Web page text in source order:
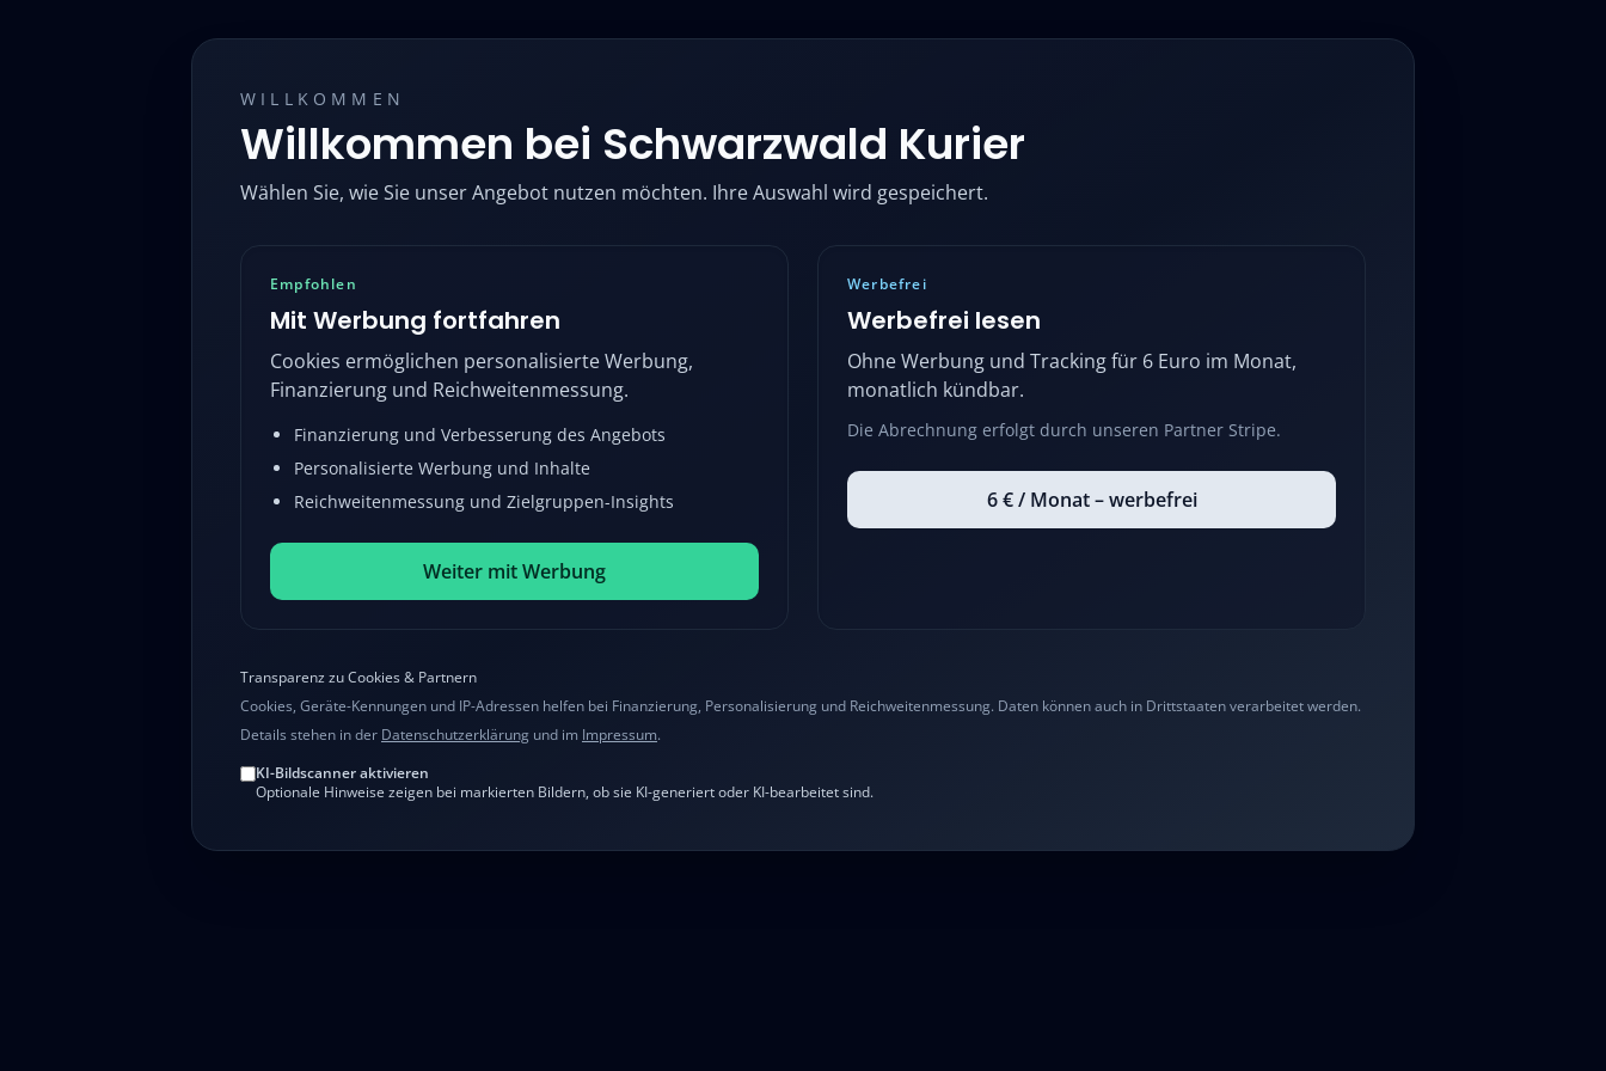
WILLKOMMEN
Willkommen bei Schwarzwald Kurier
Wählen Sie, wie Sie unser Angebot nutzen möchten. Ihre Auswahl wird gespeichert.
Empfohlen
Mit Werbung fortfahren
Cookies ermöglichen personalisierte Werbung,
Finanzierung und Reichweitenmessung.
Finanzierung und Verbesserung des Angebots
Personalisierte Werbung und Inhalte
Reichweitenmessung und Zielgruppen-Insights
Weiter mit Werbung
Werbefrei
Werbefrei lesen
Ohne Werbung und Tracking für 6 Euro im Monat,
monatlich kündbar.
Die Abrechnung erfolgt durch unseren Partner Stripe.
6 € / Monat – werbefrei
Transparenz zu Cookies & Partnern
Cookies, Geräte-Kennungen und IP-Adressen helfen bei Finanzierung, Personalisierung und Reichweitenmessung. Daten können auch in Drittstaaten verarbeitet werden.
Details stehen in der Datenschutzerklärung und im Impressum.
KI-Bildscanner aktivieren
Optionale Hinweise zeigen bei markierten Bildern, ob sie KI-generiert oder KI-bearbeitet sind.